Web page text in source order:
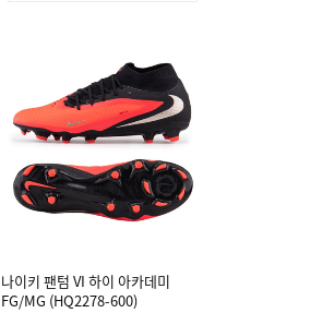
나이키 팬텀 VI 하이 아카데미
FG/MG (HQ2278-600)